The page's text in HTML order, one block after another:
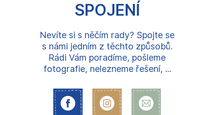
SPOJENÍ
Nevíte si s něčím rady? Spojte se
s námi jedním z těchto způsobů.
Rádi Vám poradíme, pošleme
fotografie, nelezneme řešení, ...